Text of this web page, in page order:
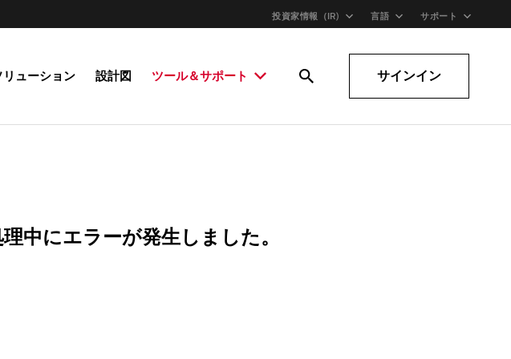
投資家情報（IR) 言語 サポート
リューション 設計図 ツール＆サポート サインイン
中にエラーが発生しました。